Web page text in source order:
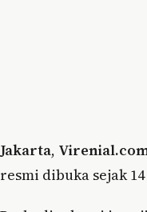
Jakarta,
resmi dibuka sejak